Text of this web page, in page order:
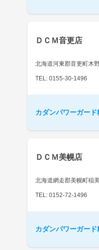
ＤＣＭ音更店
北海道河東郡音更町木
TEL: 0155-30-1496
カダンパワーガー
ＤＣＭ美幌店
北海道網走郡美幌町稲
TEL: 0152-72-1496
カダンパワーガー